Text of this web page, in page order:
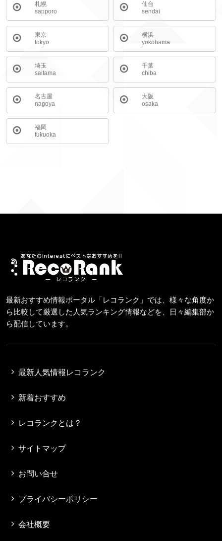
札幌
sapporo
仙台
sendai
東京
tokyo
横浜
yokohama
埼玉
saitama
千葉
chiba
名古屋
nagoya
大阪
osaka
福岡
fukuoka
最新おすすめ情報ポータル「レコランク」では、様々な角度か
ら比較して厳選した人気ランキング情報などを、日々編集部か
ら配信しています。
最新人気情報レコランク
新着おすすめ
レコランクとは？
サイトマップ
お問い合せ
プライバシーポリシー
会社概要